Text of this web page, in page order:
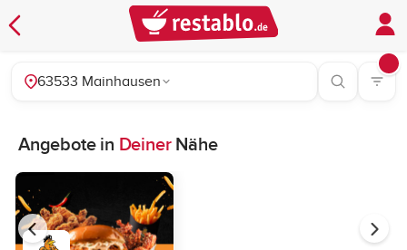
63533 Mainhausen
Angebote in DeinerNähe